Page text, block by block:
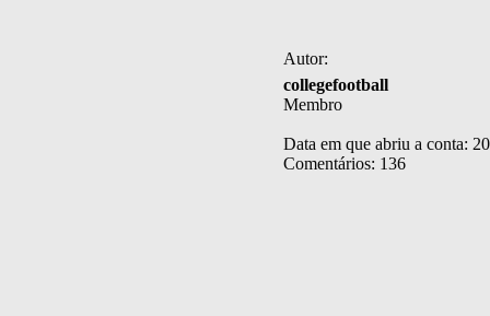
Autor:
collegefootball
Membro
Data em que abriu a conta:
Comentários: 136